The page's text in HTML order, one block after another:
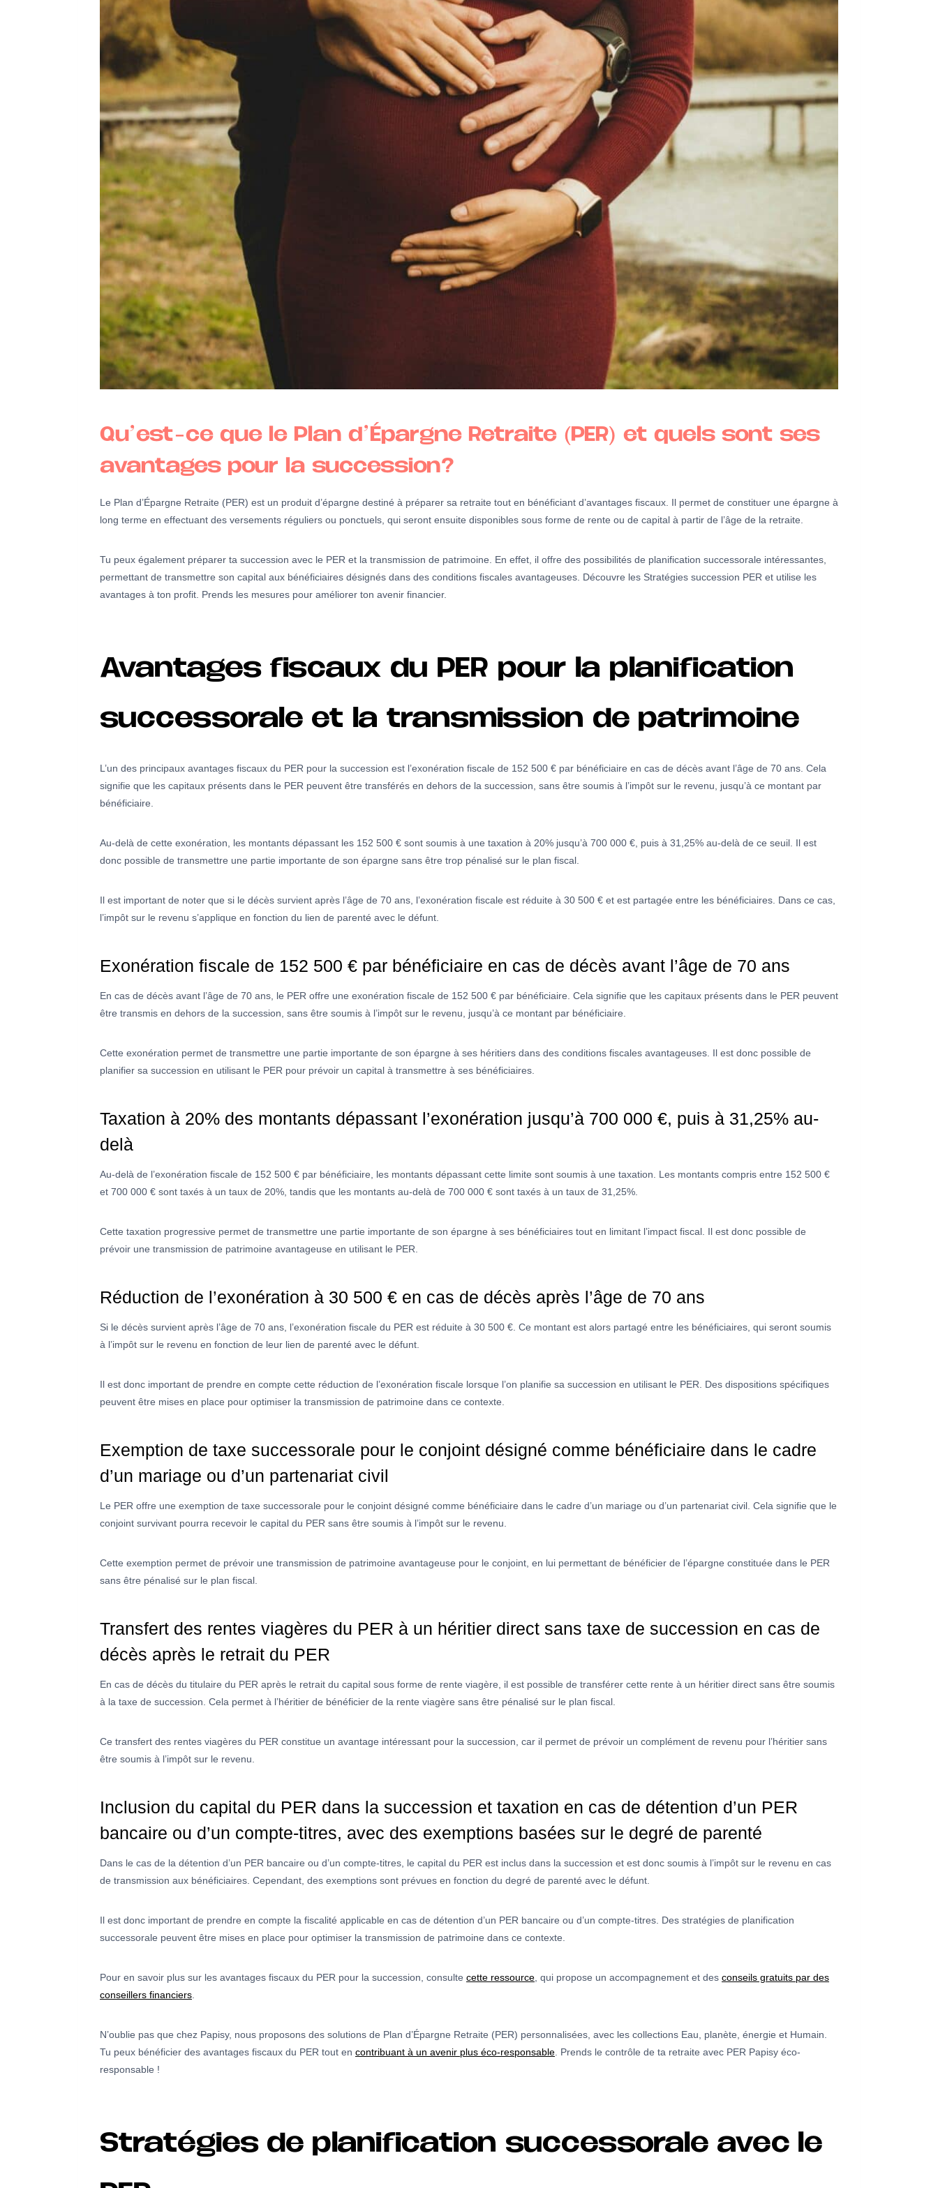
Qu’est-ce que le Plan d’Épargne Retraite (PER) et quels sont ses
avantages pour la succession?
Le Plan d’Épargne Retraite (PER) est un produit d’épargne destiné à préparer sa retraite tout en bénéficiant d’avantages fiscaux. Il permet de constituer une épargne à
long terme en effectuant des versements réguliers ou ponctuels, qui seront ensuite disponibles sous forme de rente ou de capital à partir de l’âge de la retraite.
Tu peux également préparer ta succession avec le PER et la transmission de patrimoine. En effet, il offre des possibilités de planification successorale intéressantes,
permettant de transmettre son capital aux bénéficiaires désignés dans des conditions fiscales avantageuses. Découvre les Stratégies succession PER et utilise les
avantages à ton profit. Prends les mesures pour améliorer ton avenir financier.
Avantages fiscaux du PER pour la planification
successorale et la transmission de patrimoine
L’un des principaux avantages fiscaux du PER pour la succession est l’exonération fiscale de 152 500 € par bénéficiaire en cas de décès avant l’âge de 70 ans. Cela
signifie que les capitaux présents dans le PER peuvent être transférés en dehors de la succession, sans être soumis à l’impôt sur le revenu, jusqu’à ce montant par
bénéficiaire.
Au-delà de cette exonération, les montants dépassant les 152 500 € sont soumis à une taxation à 20% jusqu’à 700 000 €, puis à 31,25% au-delà de ce seuil. Il est
donc possible de transmettre une partie importante de son épargne sans être trop pénalisé sur le plan fiscal.
Il est important de noter que si le décès survient après l’âge de 70 ans, l’exonération fiscale est réduite à 30 500 € et est partagée entre les bénéficiaires. Dans ce cas,
l’impôt sur le revenu s’applique en fonction du lien de parenté avec le défunt.
Exonération fiscale de 152 500 € par bénéficiaire en cas de décès avant l’âge de 70 ans
En cas de décès avant l’âge de 70 ans, le PER offre une exonération fiscale de 152 500 € par bénéficiaire. Cela signifie que les capitaux présents dans le PER peuvent
être transmis en dehors de la succession, sans être soumis à l’impôt sur le revenu, jusqu’à ce montant par bénéficiaire.
Cette exonération permet de transmettre une partie importante de son épargne à ses héritiers dans des conditions fiscales avantageuses. Il est donc possible de
planifier sa succession en utilisant le PER pour prévoir un capital à transmettre à ses bénéficiaires.
Taxation à 20% des montants dépassant l’exonération jusqu’à 700 000 €, puis à 31,25% au-
delà
Au-delà de l’exonération fiscale de 152 500 € par bénéficiaire, les montants dépassant cette limite sont soumis à une taxation. Les montants compris entre 152 500 €
et 700 000 € sont taxés à un taux de 20%, tandis que les montants au-delà de 700 000 € sont taxés à un taux de 31,25%.
Cette taxation progressive permet de transmettre une partie importante de son épargne à ses bénéficiaires tout en limitant l’impact fiscal. Il est donc possible de
prévoir une transmission de patrimoine avantageuse en utilisant le PER.
Réduction de l’exonération à 30 500 € en cas de décès après l’âge de 70 ans
Si le décès survient après l’âge de 70 ans, l’exonération fiscale du PER est réduite à 30 500 €. Ce montant est alors partagé entre les bénéficiaires, qui seront soumis
à l’impôt sur le revenu en fonction de leur lien de parenté avec le défunt.
Il est donc important de prendre en compte cette réduction de l’exonération fiscale lorsque l’on planifie sa succession en utilisant le PER. Des dispositions spécifiques
peuvent être mises en place pour optimiser la transmission de patrimoine dans ce contexte.
Exemption de taxe successorale pour le conjoint désigné comme bénéficiaire dans le cadre
d’un mariage ou d’un partenariat civil
Le PER offre une exemption de taxe successorale pour le conjoint désigné comme bénéficiaire dans le cadre d’un mariage ou d’un partenariat civil. Cela signifie que le
conjoint survivant pourra recevoir le capital du PER sans être soumis à l’impôt sur le revenu.
Cette exemption permet de prévoir une transmission de patrimoine avantageuse pour le conjoint, en lui permettant de bénéficier de l’épargne constituée dans le PER
sans être pénalisé sur le plan fiscal.
Transfert des rentes viagères du PER à un héritier direct sans taxe de succession en cas de
décès après le retrait du PER
En cas de décès du titulaire du PER après le retrait du capital sous forme de rente viagère, il est possible de transférer cette rente à un héritier direct sans être soumis
à la taxe de succession. Cela permet à l’héritier de bénéficier de la rente viagère sans être pénalisé sur le plan fiscal.
Ce transfert des rentes viagères du PER constitue un avantage intéressant pour la succession, car il permet de prévoir un complément de revenu pour l’héritier sans
être soumis à l’impôt sur le revenu.
Inclusion du capital du PER dans la succession et taxation en cas de détention d’un PER
bancaire ou d’un compte-titres, avec des exemptions basées sur le degré de parenté
Dans le cas de la détention d’un PER bancaire ou d’un compte-titres, le capital du PER est inclus dans la succession et est donc soumis à l’impôt sur le revenu en cas
de transmission aux bénéficiaires. Cependant, des exemptions sont prévues en fonction du degré de parenté avec le défunt.
Il est donc important de prendre en compte la fiscalité applicable en cas de détention d’un PER bancaire ou d’un compte-titres. Des stratégies de planification
successorale peuvent être mises en place pour optimiser la transmission de patrimoine dans ce contexte.
Pour en savoir plus sur les avantages fiscaux du PER pour la succession, consulte cette ressource , qui propose un accompagnement et des conseils gratuits par des
conseillers financiers
N’oublie pas que chez Papisy, nous proposons des solutions de Plan d’Épargne Retraite (PER) personnalisées, avec les collections Eau, planète, énergie et Humain.
Tu peux bénéficier des avantages fiscaux du PER tout en contribuant à un avenir plus éco-responsable . Prends le contrôle de ta retraite avec PER Papisy éco-
responsable !
Stratégies de planification successorale avec le